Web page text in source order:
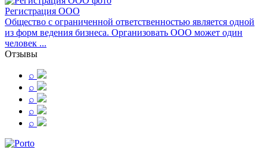
Регистрация ООО
Общество с ограниченной ответственностью является одной
из форм ведения бизнеса. Организовать ООО может один
человек ...
Отзывы
⌕
⌕
⌕
⌕
⌕